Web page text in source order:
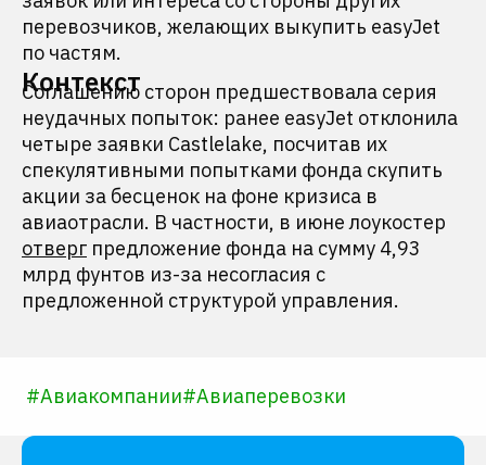
перевозчиков, желающих выкупить easyJet
по частям.
Контекст
Соглашению сторон предшествовала серия
неудачных попыток: ранее easyJet отклонила
четыре заявки Castlelake, посчитав их
спекулятивными попытками фонда скупить
акции за бесценок на фоне кризиса в
авиаотрасли. В частности, в июне лоукостер
отверг предложение фонда на сумму 4,93
млрд фунтов из-за несогласия с
предложенной структурой управления.
#Авиакомпании#Авиаперевозки